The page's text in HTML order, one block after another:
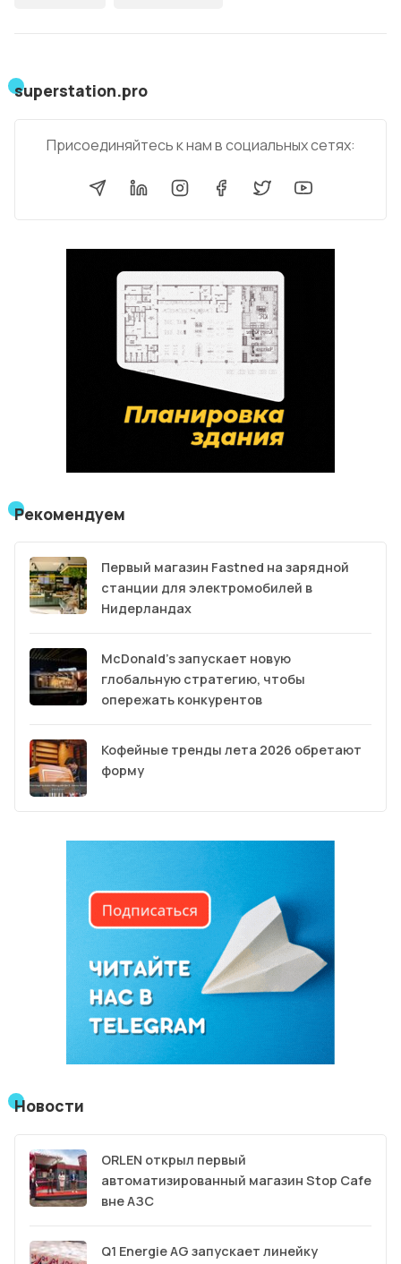
superstation.pro
Присоединяйтесь к нам в социальных сетях:
Рекомендуем
Первый магазин Fastned на зарядной
станции для электромобилей в
Нидерландах
McDonald’s запускает новую
глобальную стратегию, чтобы
опережать конкурентов
Кофейные тренды лета 2026 обретают
форму
Новости
ORLEN открыл первый
автоматизированный магазин Stop Cafe
вне АЗС
Q1 Energie AG запускает линейку